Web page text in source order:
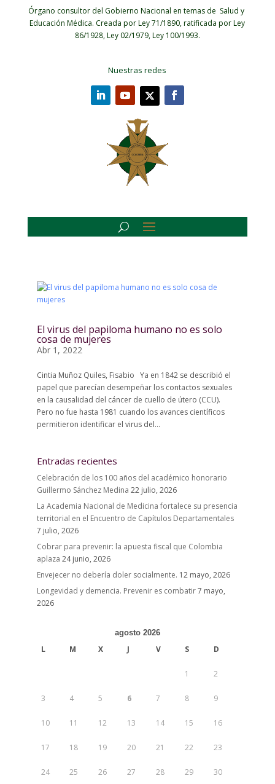
Órgano consultor del Gobierno Nacional en temas de Salud y
Educación Médica. Creada por Ley 71/1890, ratificada por Ley
86/1928, Ley 02/1979, Ley 100/1993.
Nuestras redes
El virus del papiloma humano no es solo
cosa de mujeres
Abr 1, 2022
Cintia Muñoz Quiles, Fisabio Ya en 1842 se describió el
papel que parecían desempeñar los contactos sexuales
en la causalidad del cáncer de cuello de útero (CCU).
Pero no fue hasta 1981 cuando los avances científicos
permitieron identificar el virus del...
Entradas recientes
Celebración de los 100 años del académico honorario
Guillermo Sánchez Medina 22 julio, 2026
La Academia Nacional de Medicina fortalece su presencia
territorial en el Encuentro de Capítulos Departamentales
7 julio, 2026
Cobrar para prevenir: la apuesta fiscal que Colombia
aplaza 24 junio, 2026
Envejecer no debería doler socialmente. 12 mayo, 2026
Longevidad y demencia. Prevenir es combatir7 mayo,
2026
agosto 2026
L M X J V S D
1 2
3 4 5 6 7 8 9
10 11 12 13 14 15 16
17 18 19 20 21 22 23
24 25 26 27 28 29 30